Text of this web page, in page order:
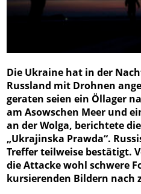
Die Ukraine hat in der
Russland mit Drohnen
geraten seien ein Öllager
am Asowschen Meer und
an der Wolga, berichtete
„Ukrajinska Prawda“.
Treffer teilweise bestätigt.
die Attacke wohl schwere
kursierenden Bildern nach